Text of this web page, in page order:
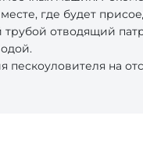
где будет
отводящий
на